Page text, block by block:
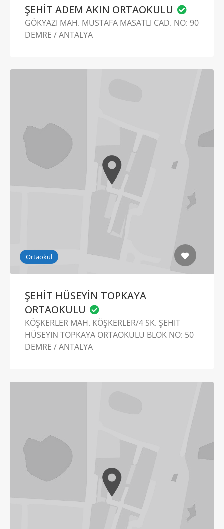
ŞEHİT ADEM AKIN ORTAOKULU
GÖKYAZI MAH. MUSTAFA MASATLI CAD. NO: 90
DEMRE / ANTALYA
Ortaokul
ŞEHİT HÜSEYİN TOPKAYA
ORTAOKULU
KÖŞKERLER MAH. KÖŞKERLER/4 SK. ŞEHIT
HÜSEYIN TOPKAYA ORTAOKULU BLOK NO: 50
DEMRE / ANTALYA